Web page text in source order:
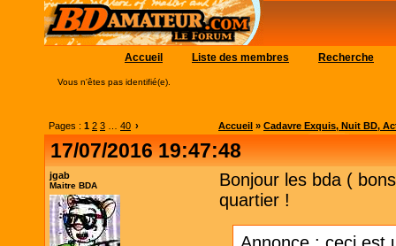
Accueil Liste des membres Recherche
Vous n'êtes pas identifié(e).
Pages : 1 2 3 40 › Accueil » Cadavre Exquis, Nuit BD,
17/07/2016 19:47:48
jgab
Maitre BDA
Bonjour les bda (
quartier !